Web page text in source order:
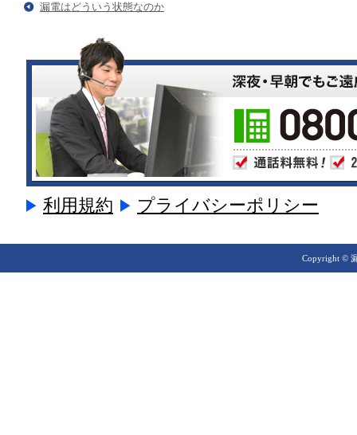
漏電はどういう状態なのか
利用規約 プライバシーポリシー
Copyright ©